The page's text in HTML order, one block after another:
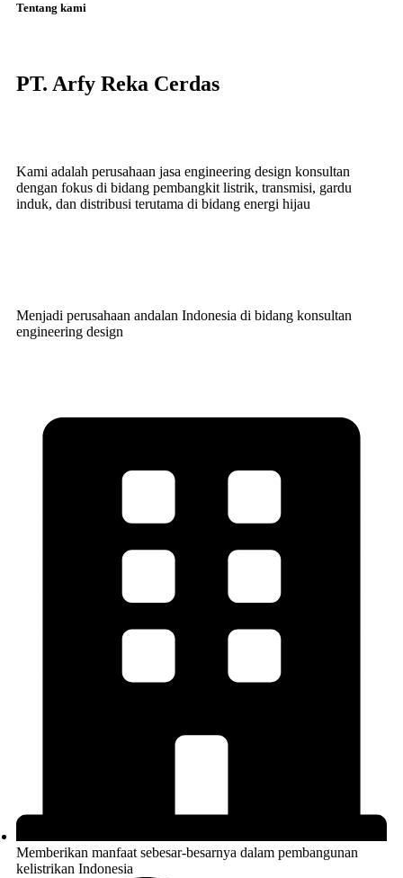
Tentang kami
PT. Arfy Reka Cerdas
Kami adalah perusahaan jasa engineering design konsultan
dengan fokus di bidang pembangkit listrik, transmisi, gardu
induk, dan distribusi terutama di bidang energi hijau
Menjadi perusahaan andalan Indonesia di bidang konsultan
engineering design
Memberikan manfaat sebesar-besarnya dalam pembangunan
kelistrikan Indonesia